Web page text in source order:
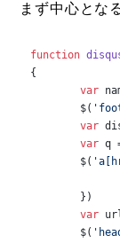
まず中心とな
function
{
var
	$(
var
var q
	$(
var
	$(